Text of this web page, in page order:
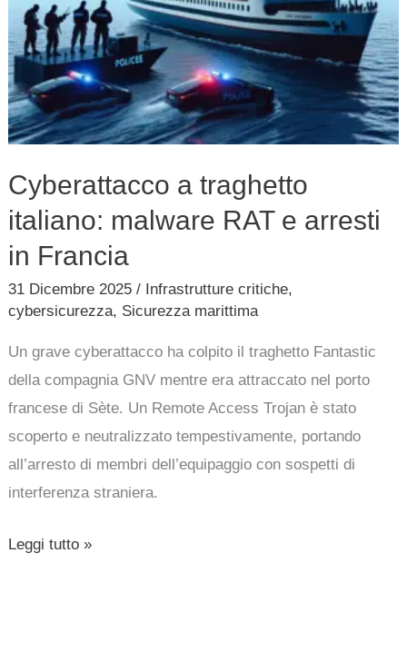
Cyberattacco a traghetto
italiano: malware RAT e arresti
in Francia
31 Dicembre 2025/ Infrastrutture critiche,
cybersicurezza, Sicurezza marittima
Un grave cyberattacco ha colpito il traghetto Fantastic
della compagnia GNV mentre era attraccato nel porto
francese di Sète. Un Remote Access Trojan è stato
scoperto e neutralizzato tempestivamente, portando
all’arresto di membri dell’equipaggio con sospetti di
interferenza straniera.
Francia
Leggi tutto »